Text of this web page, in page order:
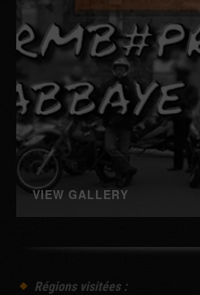
VIEW GALLERY
Régions visitées :